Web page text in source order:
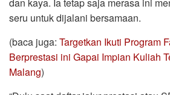
seru untuk dijalani bersamaan.
(baca juga: Targetkan Ikuti Program
Berprestasi ini Gapai Impian Kuliah
Malang)